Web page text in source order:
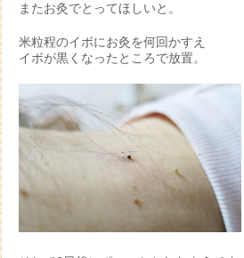
またお灸でとってほしいと。
米粒程のイボにお灸を何回かすえ
イボが黒くなったところで放置。